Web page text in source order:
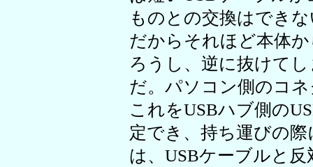
ものとの交換はでき
だからそれほど本体
ろうし、逆に抜けて
だ。パソコン側のコ
これをUSBハブ側の
定でき、持ち運びの
は、USBケーブルと